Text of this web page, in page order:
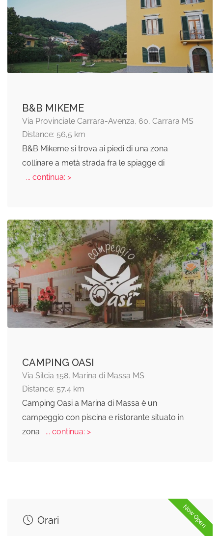
B&B MIKEME
Via Provinciale Carrara-Avenza, 60, Carrara MS
Distance: 56,5 km
B&B Mìkeme si trova ai piedi di una zona
collinare a metà strada fra le spiagge di
... continua: >
CAMPING OASI
Via Silcia 158, Marina di Massa MS
Distance: 57,4 km
Camping Oasi a Marina di Massa è un
campeggio con piscina e ristorante situato in
zona
... continua: >
Now Open
Orari